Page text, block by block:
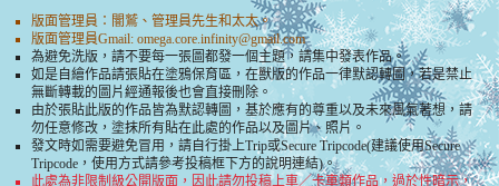
版面管理員：闇鷲、管理員先生和太太。
版面管理員Gmail: omega.core.infinity@gmail.com
為避免洗版，請不要每一張圖都發一個主題，請集中發表作品。
如是自繪作品請張貼在塗鴉保育區，在獸版的作品一律默認轉圖，若是禁止
無斷轉載的圖片經通報後也會直接刪除。
由於張貼此版的作品皆為默認轉圖，基於應有的尊重以及未來風氣著想，請
勿任意修改，塗抹所有貼在此處的作品以及圖片、照片。
發文時如需要避免冒用，請自行掛上Trip或Secure Tripcode(建議使用Secure
Tripcode，使用方式請參考投稿框下方的說明連結)。
此處為非限制級公開版面，因此請勿投稿上車／卡車類作品，過於性暗示，